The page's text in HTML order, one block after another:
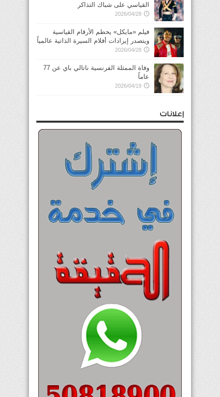
القياسي على شباك التذاكر
2026/04/28
فيلم «مايكل» يحطم الأرقام القياسية
ويتصدر إيرادات أفلام السيرة الذاتية عالمياً
2026/04/28
وفاة الممثلة الفرنسية ناتالي باي عن 77
عاماً
2026/04/19
إعلانات